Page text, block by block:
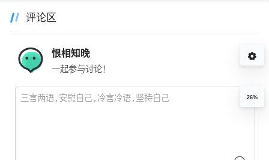
评论区
恨相知晚
一起参与讨论！
26%